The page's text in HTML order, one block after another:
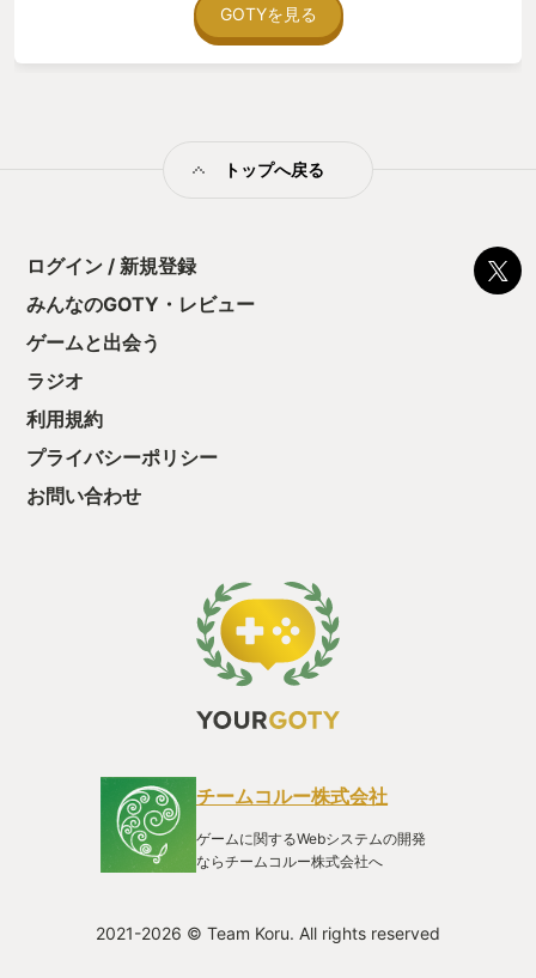
ンプレイヤーと出会えた時にはほんとに人が居るんだと感動し
たのを覚えています。 またこのゲームはプレイヤーが様々なロ
ており、私たちが住んでいる太陽系はもちろん、空に浮かんで
には惑星の上に降り立ち、武装して戦うことができるようにな
備や様々な宇宙船、独自の操作性などまだまだ語りつくしてい
ない要素はありますが、間違いなく私のGOTYはこのElite
Dangerousで決定です。
GOTYを見る
トップへ戻る
ログイン / 新規登録
みんなのGOTY・レビュー
ゲームと出会う
ラジオ
利用規約
プライバシーポリシー
お問い合わせ
チームコルー株式会社
ゲームに関するWebシステムの開発
ならチームコルー株式会社へ
2021-2026 © Team Koru. All rights reserved